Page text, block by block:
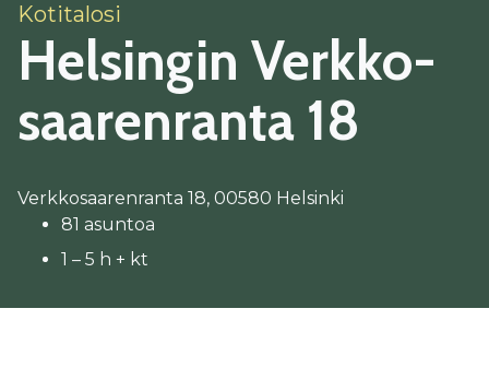
Kotitalosi
Hel­sin­gin Verk­ko­
saa­ren­ran­ta 18
Verkkosaarenranta 18, 00580 Helsinki
81 asuntoa
1 – 5 h + kt